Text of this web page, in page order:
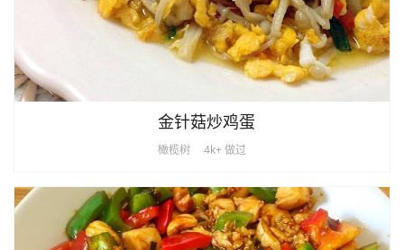
金针菇炒鸡蛋
橄榄树 4k+ 做过